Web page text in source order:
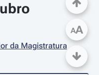
da Magistratura
AA